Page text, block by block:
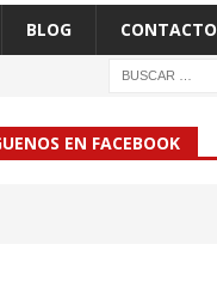
BLOG CONTACTO
EN FACEBOOK